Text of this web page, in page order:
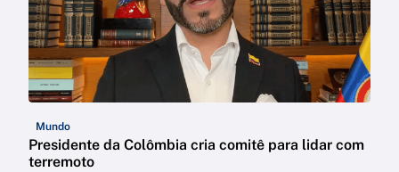
Mundo
Presidente da Colômbia cria comitê para lidar com
terremoto